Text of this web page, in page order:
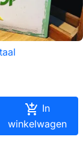
bekijken
 In
winkelwagen